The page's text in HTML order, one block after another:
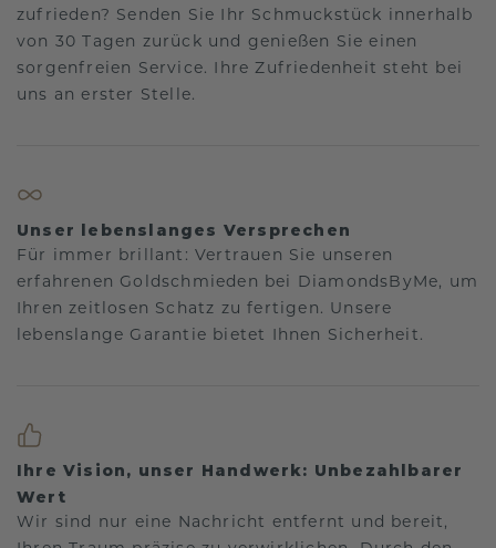
zufrieden? Senden Sie Ihr Schmuckstück innerhalb
von 30 Tagen zurück und genießen Sie einen
sorgenfreien Service. Ihre Zufriedenheit steht bei
uns an erster Stelle.
Unser lebenslanges Versprechen
Für immer brillant: Vertrauen Sie unseren
erfahrenen Goldschmieden bei DiamondsByMe, um
Ihren zeitlosen Schatz zu fertigen. Unsere
lebenslange Garantie bietet Ihnen Sicherheit.
Ihre Vision, unser Handwerk: Unbezahlbarer
Wert
Wir sind nur eine Nachricht entfernt und bereit,